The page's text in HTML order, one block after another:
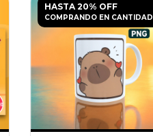
HASTA 20% OFF
COMPRANDO EN CANTIDAD